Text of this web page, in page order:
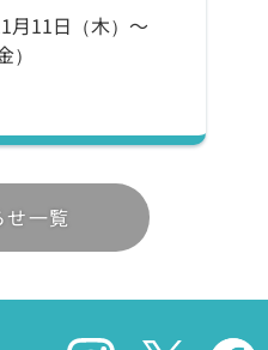
月11日（木）～
一覧